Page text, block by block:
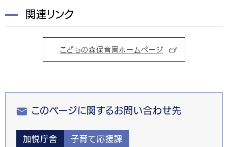
関連リンク
こどもの森保育園ホームページ
このページに関するお問い合わせ先
加悦庁舎 子育て応援課